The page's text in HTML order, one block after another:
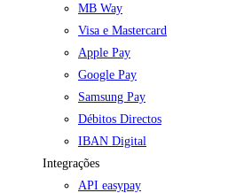
MB Way
Visa e Mastercard
Apple Pay
Google Pay
Samsung Pay
Débitos Directos
IBAN Digital
Integrações
API easypay